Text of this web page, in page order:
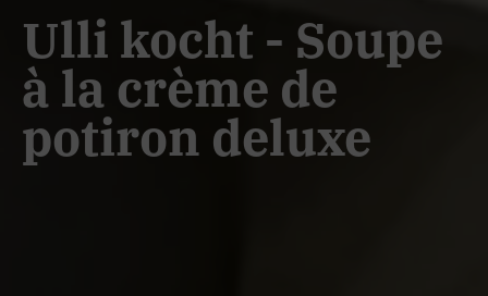
Ulli kocht - Soupe
à la crème de
potiron deluxe